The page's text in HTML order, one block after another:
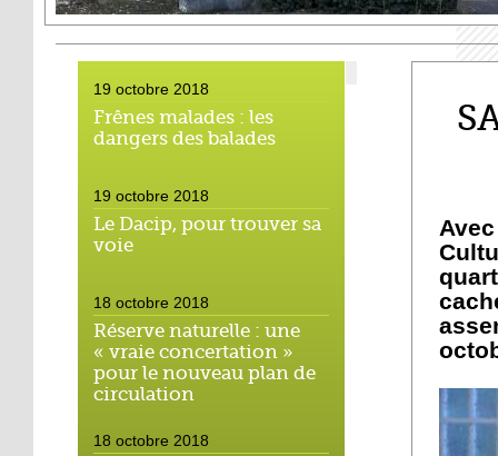
19 octobre 2018
Frênes malades : les
dangers des balades
19 octobre 2018
Le Dacip, pour trouver sa
voie
18 octobre 2018
Réserve naturelle : une
« vraie concertation »
pour le nouveau plan de
circulation
18 octobre 2018